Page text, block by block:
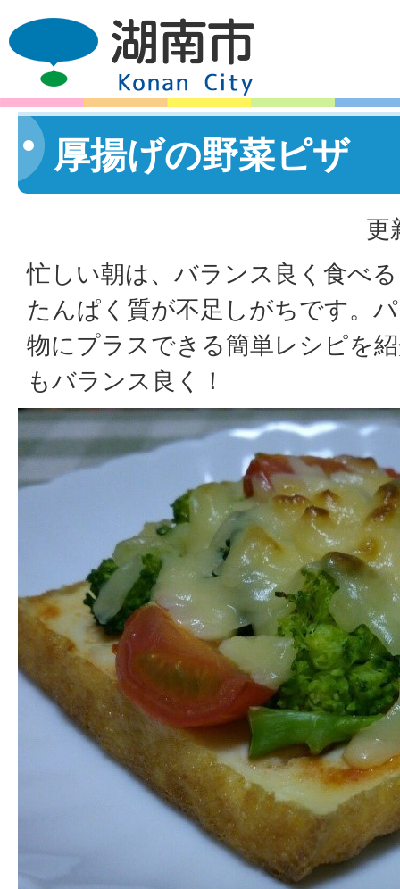
厚揚げの野菜ピザ
更
忙しい朝は、バランス良く食べ
たんぱく質が不足しがちです。
物にプラスできる簡単レシピを
もバランス良く！